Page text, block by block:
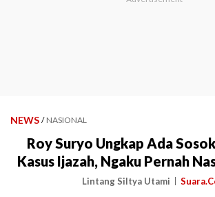
NEWS / NASIONAL
Roy Suryo Ungkap Ada
Kasus Ijazah, Ngaku Pernah
Lintang Siltya Utami